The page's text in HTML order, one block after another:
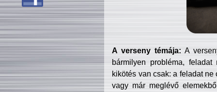
A verseny témája: A
bármilyen probléma, feladat
kikötés van csak: a feladat
vagy már meglévő